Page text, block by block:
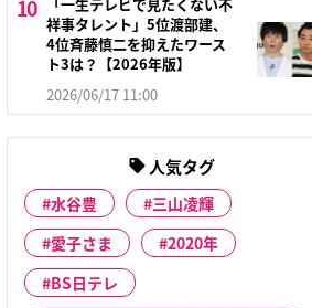
祥事タレント」5位渡部建、
4位斉藤慎二を抑えたワース
ト3は？【2026年版】
2026/06/17 11:00
人気タグ
水谷豊
三山凌輝
愛子さま
2020年
BS日テレ